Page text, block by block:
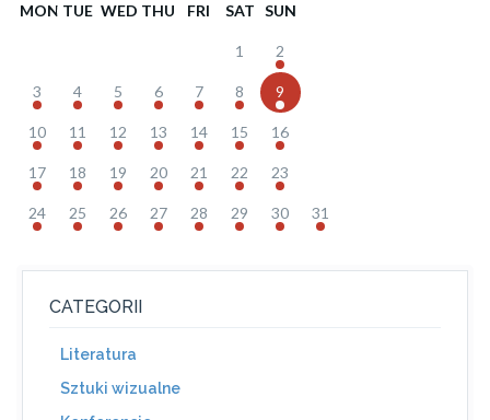
MON TUE WED THU FRI SAT SUN
1 2
3 4 5 6 7 8 9
10 11 12 13 14 15 16
17 18 19 20 21 22 23
24 25 26 27 28 29 30 31
CATEGORII
Literatura
Sztuki wizualne